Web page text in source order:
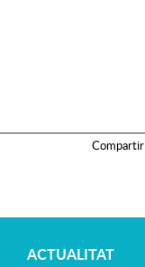
Compartir
ACTUALITAT